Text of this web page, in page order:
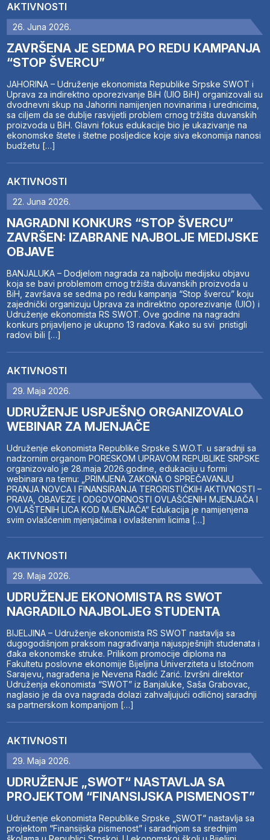
AKTIVNOSTI
26. Juna 2026.
ZAVRŠENA JE SEDMA PO REDU KAMPANJA
“STOP ŠVERCU”
JAHORINA – Udruženje ekonomista Republike Srpske SWOT i
Uprava za indirektno oporezivanje BiH (UIO BiH) organizovali su
dvodnevni skup na Jahorini namijenjen novinarima i urednicima,
sa ciljem da se dublje rasvijetli problem crnog tržišta duvanskih
proizvoda u BiH. Glavni fokus edukacije bio je ukazivanje na
ekonomske štete i štetne posljedice koje siva ekonomija nanosi
budžetu […]
AKTIVNOSTI
22. Juna 2026.
NAGRADNI KONKURS “STOP ŠVERCU”
ZAVRŠEN: IZABRANE NAJBOLJE MEDIJSKE
OBJAVE
BANJALUKA – Dodjelom nagrada za najbolju medijsku objavu
koja se bavi problemom crnog tržišta duvanskih proizvoda u
BiH, završava se sedma po redu kampanja “Stop švercu” koju
zajednički organizuju Uprava za indirektno oporezivanje (UIO) i
Udruženje ekonomista RS SWOT. Ove godine na nagradni
konkurs prijavljeno je ukupno 13 radova. Kako su svi pristigli
radovi bili […]
AKTIVNOSTI
29. Maja 2026.
UDRUŽENJE USPJEŠNO ORGANIZOVALO
WEBINAR ZA MJENJAČE
Udruženje ekonomista Republike Srpske S.W.O.T. u saradnji sa
nadzornim organom PORESKOM UPRAVOM REPUBLIKE SRPSKE
organizovalo je 28.maja 2026.godine, edukaciju u formi
webinara na temu: „PRIMJENA ZAKONA O SPREČAVANJU
PRANJA NOVCA I FINANSIRANJA TERORISTIČKIH AKTIVNOSTI –
PRAVA, OBAVEZE I ODGOVORNOSTI OVLAŠĆENIH MJENJAČA I
OVLAŠTENIH LICA KOD MJENJAČA“ Edukacija je namijenjena
svim ovlašćenim mjenjačima i ovlaštenim licima […]
AKTIVNOSTI
29. Maja 2026.
UDRUŽENJE EKONOMISTA RS SWOT
NAGRADILO NAJBOLJEG STUDENTA
BIJELJINA – Udruženje ekonomista RS SWOT nastavlja sa
dugogodišnjom praksom nagrađivanja najuspješnijih studenata i
đaka ekonomske struke. Prilikom promocije diploma na
Fakultetu poslovne ekonomije Bijeljina Univerziteta u Istočnom
Sarajevu, nagrađena je Nevena Radić Zarić. Izvršni direktor
Udruženja ekonomista “SWOT” iz Banjaluke, Saša Grabovac,
naglasio je da ova nagrada dolazi zahvaljujući odličnoj saradnji
sa partnerskom kompanijom […]
AKTIVNOSTI
29. Maja 2026.
UDRUŽENJE „SWOT“ NASTAVLJA SA
PROJEKTOM “FINANSIJSKA PISMENOST”
Udruženje ekonomista Republike Srpske „SWOT“ nastavlja sa
projektom “Finansijska pismenost” i saradnjom sa srednjim